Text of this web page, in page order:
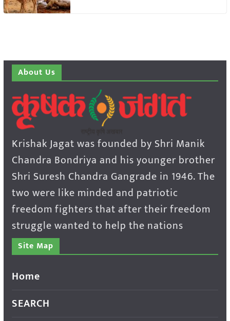
About Us
Krishak Jagat was founded by Shri Manik
Chandra Bondriya and his younger brother
Shri Suresh Chandra Gangrade in 1946. The
two were like minded and patriotic
freedom fighters that after their freedom
struggle wanted to help the nations
Site Map
Home
SEARCH